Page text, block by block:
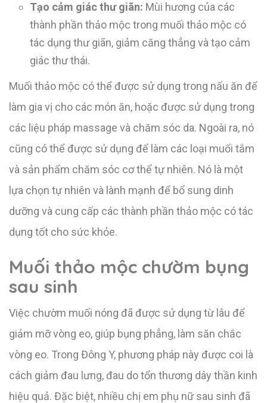
Tạo cảm giác thư giãn: Mùi hương của các
thành phần thảo mộc trong muối thảo mộc có
tác dụng thư giãn, giảm căng thẳng và tạo cảm
giác thư thái.
Muối thảo mộc có thể được sử dụng trong nấu ăn để
làm gia vị cho các món ăn, hoặc được sử dụng trong
các liệu pháp massage và chăm sóc da. Ngoài ra, nó
cũng có thể được sử dụng để làm các loại muối tắm
và sản phẩm chăm sóc cơ thể tự nhiên. Nó là một
lựa chọn tự nhiên và lành mạnh để bổ sung dinh
dưỡng và cung cấp các thành phần thảo mộc có tác
dụng tốt cho sức khỏe.
Muối thảo mộc chườm bụng
sau sinh
Việc chườm muối nóng đã được sử dụng từ lâu để
giảm mỡ vòng eo, giúp bụng phẳng, làm săn chắc
vòng eo. Trong Đông Y, phương pháp này được coi là
cách giảm đau lưng, đau do tổn thương dây thần kinh
hiệu quả. Đặc biệt, nhiều chị em phụ nữ sau sinh đã